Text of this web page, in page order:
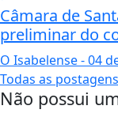
Câmara de
preliminar do
O Isabelense- 04
Todas as postagens
Não possui